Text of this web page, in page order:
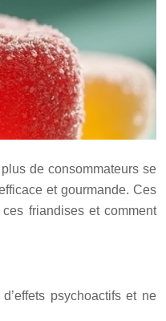
de consommateurs se
et gourmande. Ces
friandises et comment
psychoactifs et ne